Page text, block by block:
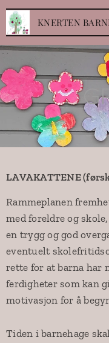
KNERTEN
LAVAKATTENE
Rammeplanen
med foreldre og
en trygg og god
eventuelt
rette for at barna har
ferdigheter som kan
motivasjon for å
Tiden i barnehage